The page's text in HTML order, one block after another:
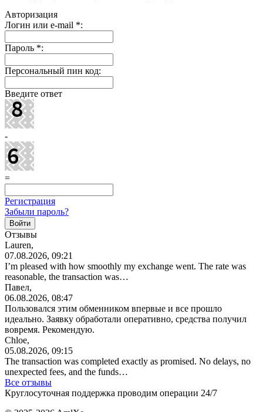
Авторизация
Логин или e-mail *:
Пароль *:
Персональный пин код:
Введите ответ
-
=
Регистрация
Забыли пароль?
Отзывы
Lauren,
07.08.2026, 09:21
I’m pleased with how smoothly my exchange went. The rate was
reasonable, the transaction was…
Павел,
06.08.2026, 08:47
Пользовался этим обменником впервые и все прошло
идеально. Заявку обработали оперативно, средства получил
вовремя. Рекомендую.
Chloe,
05.08.2026, 09:15
The transaction was completed exactly as promised. No delays, no
unexpected fees, and the funds…
Все отзывы
Круглосуточная поддержка проводим операции 24/7